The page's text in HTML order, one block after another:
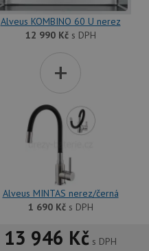
Alveus KOMBINO 60 U nerez
12 990 Kčs DPH
+
Alveus MINTAS nerez/černá
1 690 Kčs DPH
13 946 Kč s DPH